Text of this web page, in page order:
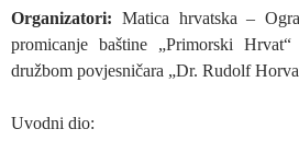
Organizatori: Matica hrvatska –
promicanje baštine „Primorski
družbom povjesničara „Dr. Rudolf
Uvodni dio: